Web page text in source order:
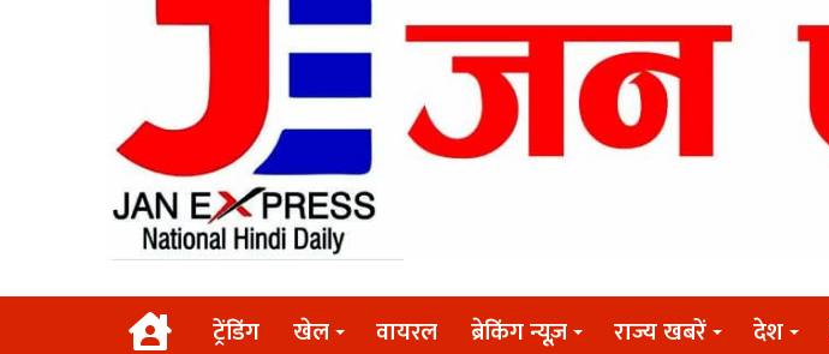
Homeट्रेंडिंग खेल वायरल ब्रेकिंग न्यूज़ राज्य खबरें देश